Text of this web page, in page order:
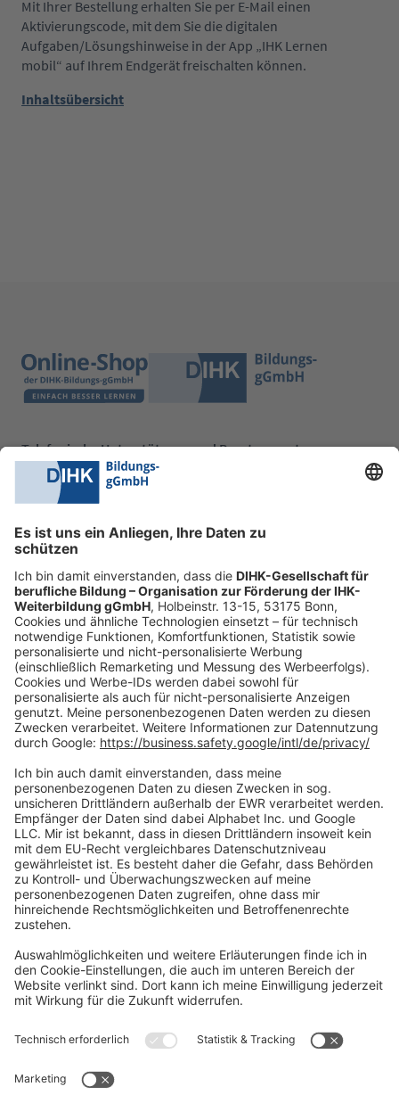
Mit Ihrer Bestellung erhalten Sie per E-Mail einen
Aktivierungscode, mit dem Sie die digitalen
Aufgaben/Lösungshinweise in der App „IHK Lernen
mobil“ auf Ihrem Endgerät freischalten können.
Inhaltsübersicht
Telefonische Unterstützung und Beratung unter:
0228 6205 205
Fr.:
09:00-14:00 Uhr
shop@dihk-bildung.shop
Vertrag widerrufen
Zahlungsarten
Social Media
Oft Gesucht
Rund um die Prüfung
Datenschutzerklärung
Widerrufsrecht
Versandinformationen